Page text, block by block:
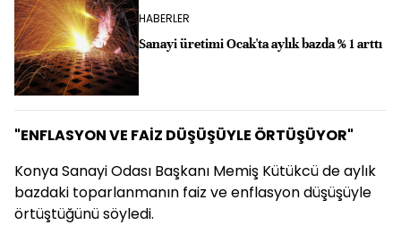
HABERLER
Sanayi üretimi Ocak'ta aylık bazda % 1 arttı
"ENFLASYON VE FAİZ DÜŞÜŞÜYLE ÖRTÜŞÜYOR"
Konya Sanayi Odası Başkanı Memiş Kütükcü de aylık
bazdaki toparlanmanın faiz ve enflasyon düşüşüyle
örtüştüğünü söyledi.